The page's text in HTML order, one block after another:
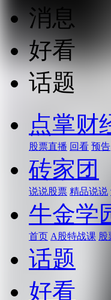
消息
好看
话题
点掌财
股票直播 回看 预告
砖家团
说说股票 精品说说
牛金学
首页 A股特战课 股
话题
好看